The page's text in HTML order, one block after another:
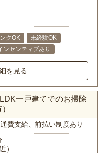
クOK
未経験OK
ンセンティブあり
を見る
一戸建てでのお掃除
通費支給、前払い制度あり
）